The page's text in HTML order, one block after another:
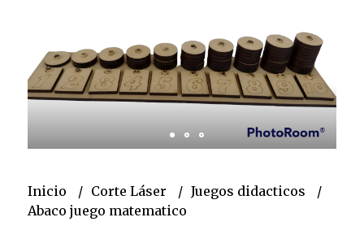
Inicio Corte Láser
Juegos didacticos
Abaco juego matematico